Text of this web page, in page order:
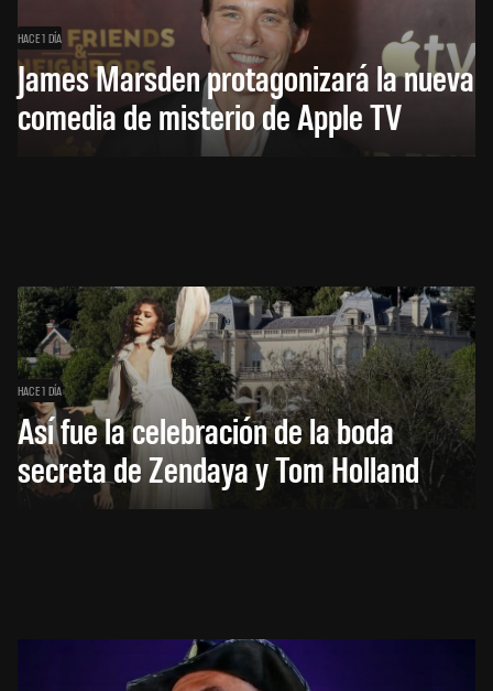
HACE 1 DÍA
James Marsden protagonizará la nueva
comedia de misterio de Apple TV
HACE 1 DÍA
Así fue la celebración de la boda
secreta de Zendaya y Tom Holland